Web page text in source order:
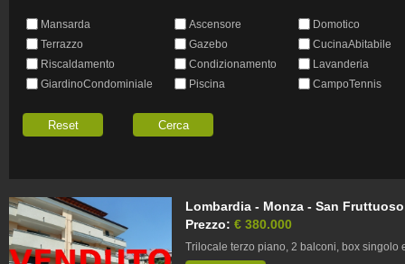
Mansarda Ascensore
Domotico
Terrazzo
Gazebo
CucinaAbitabile
Riscaldamento
Condizionamento
Lavanderia
GiardinoCondominiale
Piscina CampoTennis
Lombardia - Monza - San
Prezzo: € 380.000
Trilocale terzo piano, 2 balconi, box singolo